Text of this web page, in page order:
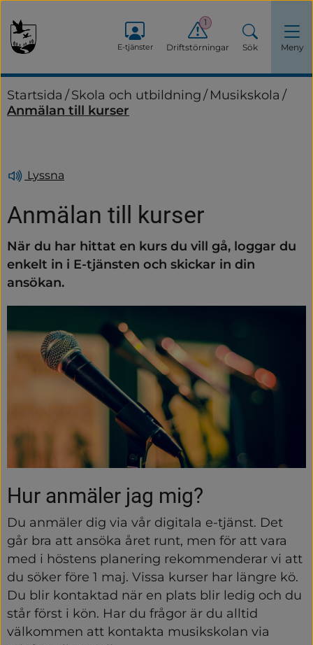
E-tjänster Driftstörningar
1
Sök Meny
Startsida /Skola och utbildning/ Musikskola /
Anmälan till kurser
Lyssna
Anmälan till kurser
När du har hittat en kurs du vill gå, loggar du
enkelt in i E-tjänsten och skickar in din
ansökan.
Hur anmäler jag mig?
Du anmäler dig via vår digitala e-tjänst. Det
går bra att ansöka året runt, men för att vara
med i höstens planering rekommenderar vi att
du söker före 1 maj. Vissa kurser har längre kö.
Du blir kontaktad när en plats blir ledig och du
står först i kön. Har du frågor är du alltid
välkommen att kontakta musikskolan via